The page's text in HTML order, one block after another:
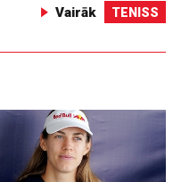
Vairāk TENISS